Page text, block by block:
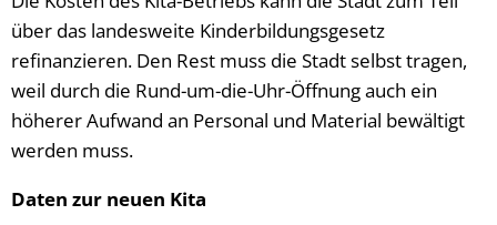
über das landesweite Kinderbildungsgesetz
refinanzieren. Den Rest muss die Stadt selbst tragen,
weil durch die Rund-um-die-Uhr-Öffnung auch ein
höherer Aufwand an Personal und Material bewältigt
werden muss.
Daten zur neuen Kita